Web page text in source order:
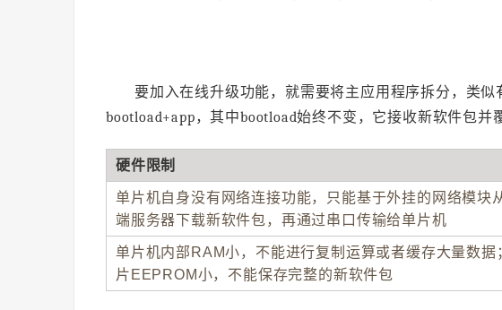
要加入在线升级功能，就需要将主应用程序拆分，类
bootload+app，其中bootload始终不变，它接收新软件包并
硬件限制
单片机自身没有网络连接功能，只能基于外挂的网络模块
端服务器下载新软件包，再通过串口传输给单片机
单片机内部RAM小，不能进行复制运算或者缓存大量数据
片EEPROM小，不能保存完整的新软件包